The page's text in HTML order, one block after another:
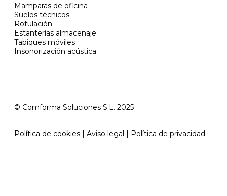
Mamparas de oficina
Suelos técnicos
Rotulación
Estanterías almacenaje
Tabiques móviles
Insonorización acústica
© Comforma Soluciones S.L. 2025
Política de cookies | Aviso legal | Política de privacidad